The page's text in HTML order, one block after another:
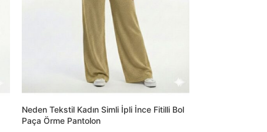
Neden Tekstil Kadın Simli İpli İnce Fitilli Bol
Paça Örme Pantolon